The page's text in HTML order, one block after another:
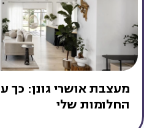
מעצבת אושרי גונן: כך
החלומות שלי